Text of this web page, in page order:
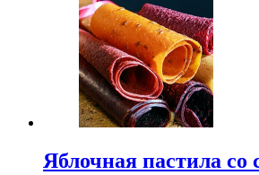
Яблочная пастила